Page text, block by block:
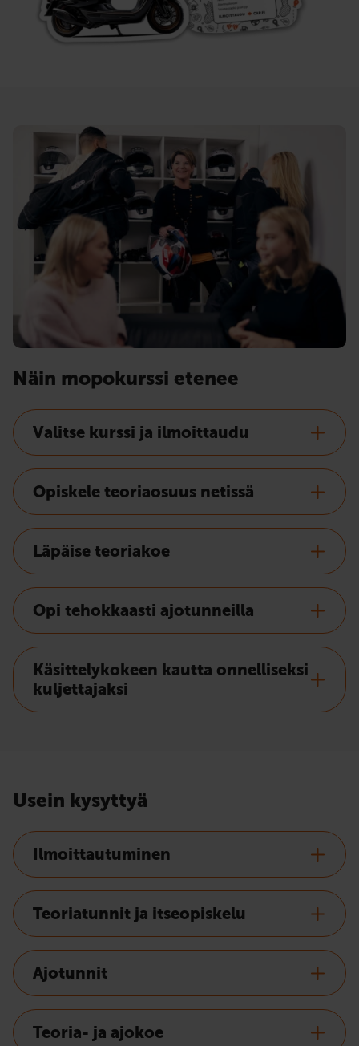
Näin mopokurssi etenee
Valitse kurssi ja ilmoittaudu
Opiskele teoriaosuus netissä
Läpäise teoriakoe
Opi tehokkaasti ajotunneilla
Käsittelykokeen kautta onnelliseksi
kuljettajaksi
Usein kysyttyä
Ilmoittautuminen
Teoriatunnit ja itseopiskelu
Ajotunnit
Teoria- ja ajokoe